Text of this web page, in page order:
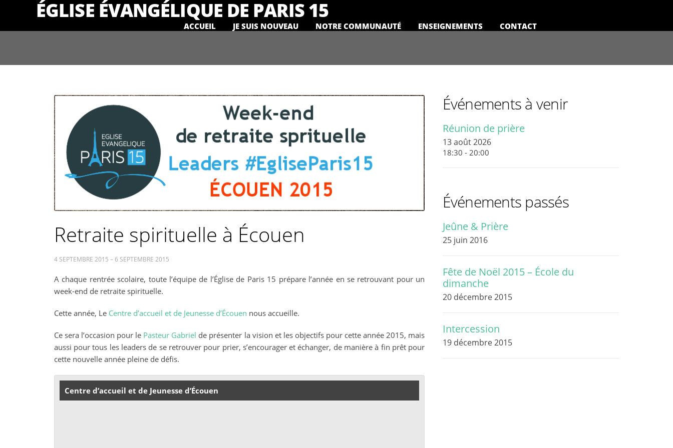
ÉGLISE ÉVANGÉLIQUE DE PARIS 15
ACCUEIL JE SUIS NOUVEAU NOTRE COMMUNAUTÉ ENSEIGNEMENTS CONTACT
Retraite spirituelle à Écouen
4 SEPTEMBRE 2015 – 6 SEPTEMBRE 2015
A chaque rentrée scolaire, toute l’équipe de l’Église de Paris 15 prépare l’année en se retrouvant pour un
week-end de retraite spirituelle.
Cette année, Le Centre d’accueil et de Jeunesse d’Écouen nous accueille.
Ce sera l’occasion pour le Pasteur Gabriel de présenter la vision et les objectifs pour cette année 2015, mais
aussi pour tous les leaders de se retrouver pour prier, s’encourager et échanger, de manière à fin prêt pour
cette nouvelle année pleine de défis.
Centre d’accueil et de Jeunesse d’Écouen
Événements à venir
Réunion de prière
13 août 2026
18:30 - 20:00
Événements passés
Jeûne & Prière
25 juin 2016
Fête de Noël 2015 – École du
dimanche
20 décembre 2015
Intercession
19 décembre 2015